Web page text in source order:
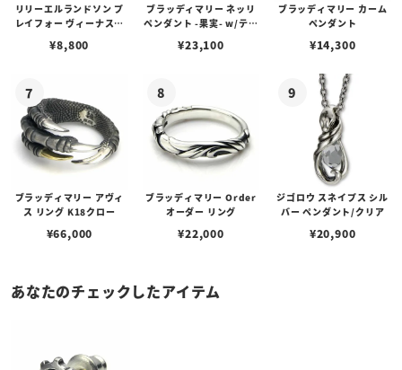
リリーエルランドソン プ
レイフォー ヴィーナスチ
¥8,800
ブラッディマリー ネッリ
ペンダント -果実- w/ティ
¥23,100
ブラッディマリー カーム
ペンダント
¥14,300
ブラッディマリー アヴィ
ス リング K18クロー
¥66,000
ブラッディマリー Order
オーダー リング
¥22,000
ジゴロウ スネイプス シル
バー ペンダント/クリア
¥20,900
あなたのチェックしたアイテム